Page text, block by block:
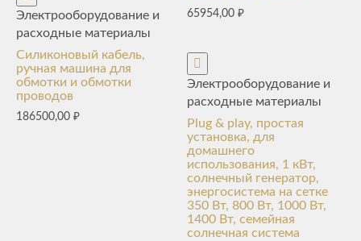
Электрооборудование и
расходные материалы
Силиконовый кабель,
ручная машина для
обмотки и обмотки
проводов
186500,00 ₽
65954,00₽
Электрооборудование и
расходные материалы
Plug & play, простая
установка, для
домашнего
использования, 1 кВт,
солнечный генератор,
энергосистема на сетке
350 Вт, 800 Вт, 1000 Вт,
1400 Вт, семейная
солнечная система